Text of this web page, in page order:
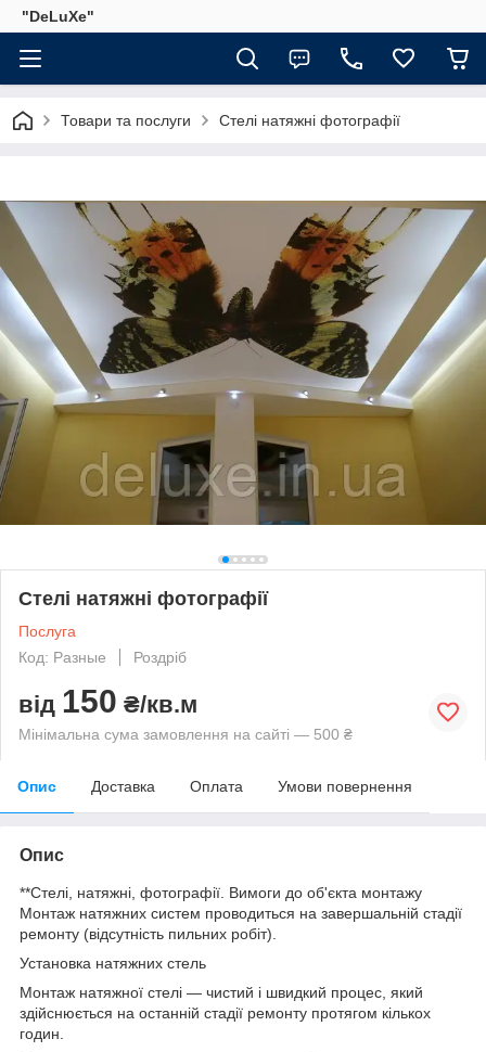
"DeLuХe"
Товари та послуги Стелі натяжні фотографії
Стелі натяжні фотографії
Послуга
Код: Разные
Роздріб
від 150 ₴/кв.м
Мінімальна сума замовлення на сайті — 500 ₴
Опис Доставка Оплата Умови повернення
Опис
**Стелі, натяжні, фотографії. Вимоги до об'єкта монтажу
Монтаж натяжних систем проводиться на завершальній стадії
ремонту (відсутність пильних робіт).
Установка натяжних стель
Монтаж натяжної стелі — чистий і швидкий процес, який
здійснюється на останній стадії ремонту протягом кількох
годин.